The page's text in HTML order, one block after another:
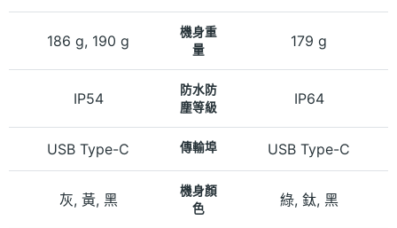
186 g, 190 g
機身重
量
179 g
IP54
防水防
塵等級
IP64
USB Type-C 傳輸埠 USB Type-C
灰, 黃, 黑
機身顏
色
綠, 鈦, 黑